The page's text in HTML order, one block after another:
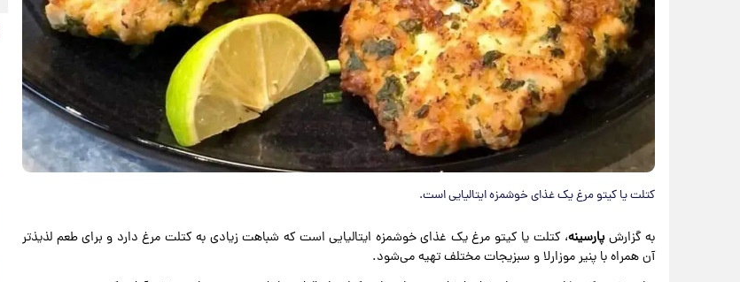
کتلت یا کیتو مرغ یک غذای خوشمزه ایتالیایی است.
به گزارشپارسینه، کتلت یا کیتو مرغ یک غذای خوشمزه ایتالیایی است که شباهت زیادی به کتلت مرغ دارد و برای طعم لذیذتر
آن همراه با پنیر موزارلا و سبزیجات مختلف تهیه می‌شود.